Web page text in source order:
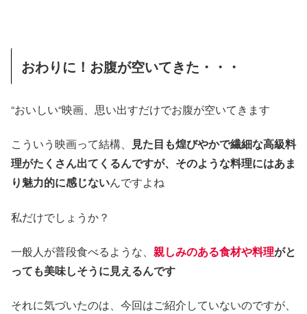
おわりに！お腹が空いてきた・・・
“おいしい“映画、思い出すだけでお腹が空いてきます
こういう映画って結構、
見た目も煌びやかで繊細な高級料
理がたくさん出てくるんですが、そのような料理にはあま
り魅力的に感じないんですよね
私だけでしょうか？
一般人が普段食べるような、 親しみのある食材や料理がと
っても美味しそうに見えるんです
それに気づいたのは、今回はご紹介していないのですが、